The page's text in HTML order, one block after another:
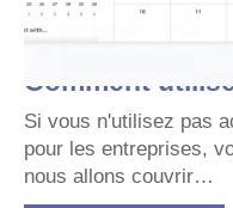
Comment
Si vous n'utilisez pas
pour les entreprises,
nous allons couvrir…